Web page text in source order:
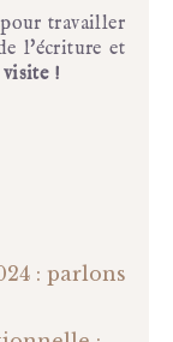
pour travailler
l'écriture et
!
: parlons